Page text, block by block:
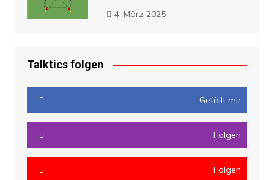
4. März 2025
Talktics folgen
Gefällt mir
Folgen
Folgen